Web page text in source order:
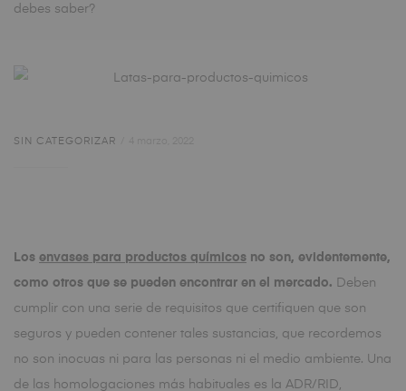
debes saber?
SIN CATEGORIZAR
Los envases para productos químicos no son, evidentemente,
como otros que se pueden encontrar en el mercado. Deben
cumplir con una serie de requisitos que certifiquen que son
seguros y pueden contener tales sustancias, que recordemos
no son inocuas ni para las personas ni el medio ambiente. Una
de las homologaciones más habituales es la ADR/RID,